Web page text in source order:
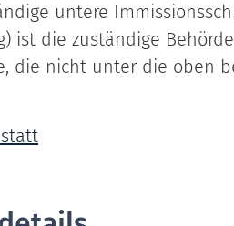
untere
ist die zuständige
die nicht unter die oben